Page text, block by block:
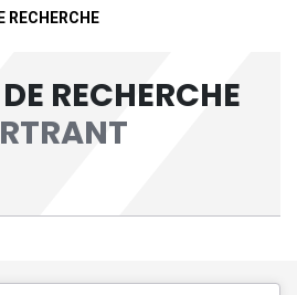
RECHERCHE
RECHERCHE